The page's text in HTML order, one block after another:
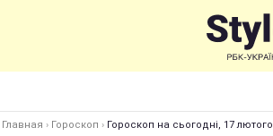
Главная › Гороскоп › Гороскоп на сьогодні, 17 лютого